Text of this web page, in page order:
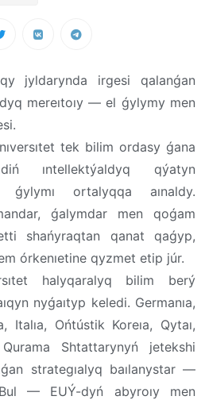
jyldarynda irgesi qalanǵan
mereıtoıy — el ǵylymy men
tek bilim ordasy ǵana
ıntellektýaldyq qýatyn
ǵylymı ortalyqqa aınaldy.
ǵalymdar men qoǵam
shańyraqtan qanat qaǵyp,
órkenıetine qyzmet etip júr.
halyqaralyq bilim berý
nyǵaıtyp keledi. Germanıa,
Italıa, Ońtústik Koreıa, Qytaı,
Shtattarynyń jetekshi
strategıalyq baılanystar —
— EUÝ-dyń abyroıy men